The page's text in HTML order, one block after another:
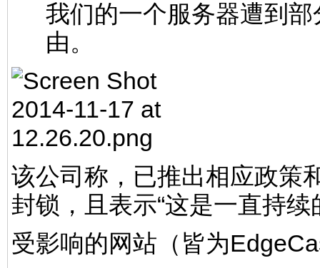
我们的一个服务器遭到部
由。
该公司称，已推出相应政策
封锁，且表示“这是一直持续
受影响的网站（皆为